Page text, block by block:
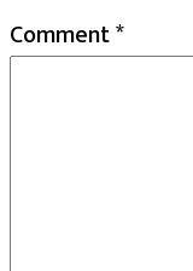
Comment*